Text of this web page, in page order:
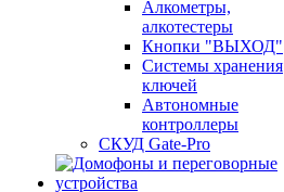
Алкометры,
алкотестеры
Кнопки "ВЫХОД"
Системы хранения
ключей
Автономные
контроллеры
СКУД Gate-Pro